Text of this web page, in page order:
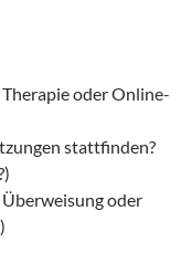
oder Online-
stattfinden?
Überweisung oder